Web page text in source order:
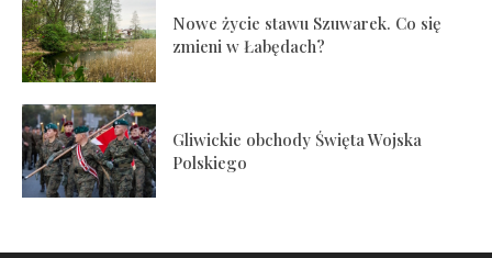
Nowe życie stawu Szuwarek. Co się
zmieni w Łabędach?
Gliwickie obchody Święta Wojska
Polskiego